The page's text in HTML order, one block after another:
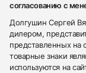
согласованию с
Долгушин Сергей
дилером,
представленных на
товарные знаки
используются на